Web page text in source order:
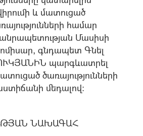
և մատուցած
համար
Մասիսի
գնդապետ Գնել
պարգևատրել
ծառայությունների
մեդալով:
ՆԱԽԱԳԱՀ